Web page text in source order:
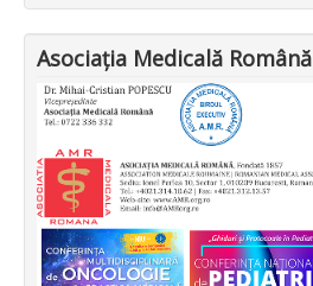
Asociația Medicală Română